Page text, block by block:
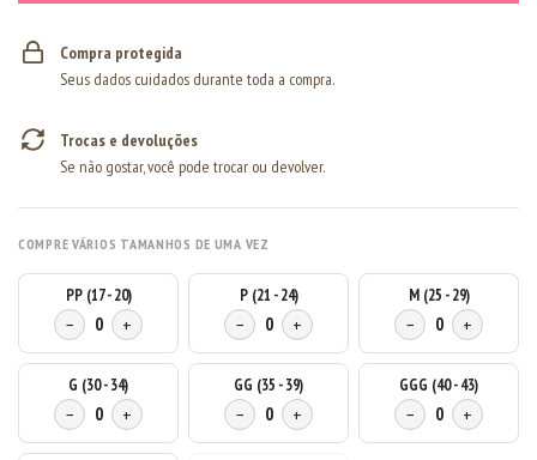
Compra protegida
Seus dados cuidados durante toda a compra.
Trocas e devoluções
Se não gostar, você pode trocar ou devolver.
COMPRE VÁRIOS TAMANHOS DE UMA VEZ
PP (17 - 20)
− 0 +
P (21 - 24)
− 0 +
M (25 - 29)
− 0 +
G (30 - 34)
− 0 +
GG (35 - 39)
− 0 +
GGG (40 - 43)
− 0 +